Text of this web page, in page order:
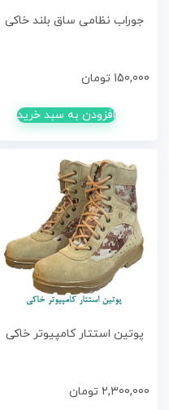
جوراب نظامی ساق بلند خاکی
150,000 تومان
افزودن به سبد خرید
پوتین استتار کامپیوتر خاکی
2,300,000 تومان